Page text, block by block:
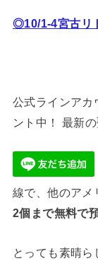
◎10/1-4宮古リ
公式ラインアカ
ント中！ 最新
線で、他のアメ
2個まで無料で
とっても素晴ら